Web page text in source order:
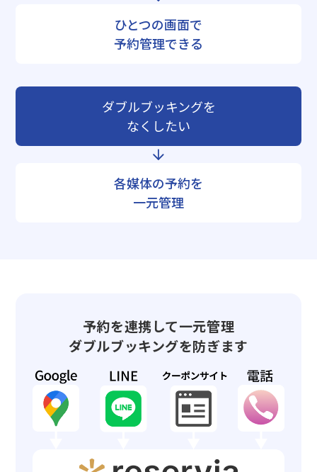
ひとつの画面で
予約管理できる
ダブルブッキングを
なくしたい
各媒体の予約を
一元管理
予約を連携して一元管理
ダブルブッキングを防ぎます